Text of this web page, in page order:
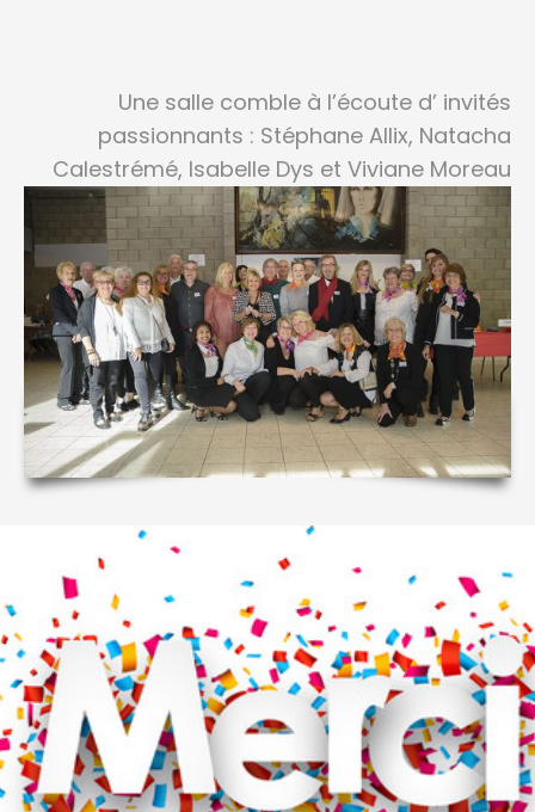
Une salle comble à l’écoute d’ invités
passionnants : Stéphane Allix, Natacha
Calestrémé, Isabelle Dys et Viviane Moreau